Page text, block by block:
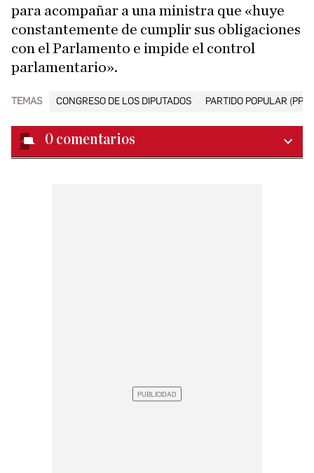
para acompañar a una ministra que «huye
constantemente de cumplir sus obligaciones
con el Parlamento e impide el control
parlamentario».
TEMAS CONGRESO DE LOS DIPUTADOS PARTIDO POPULAR (PP)
0 comentarios